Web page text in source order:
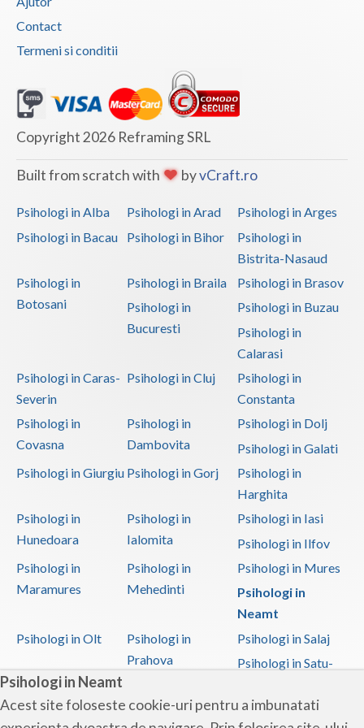
Psihologi in Neamt
Acest site foloseste cookie-uri pentru a imbunatati
Contact
Termeni si conditii
Copyright 2026 Reframing SRL
Built from scratch with byvCraft.ro
Psihologi in Alba Psihologi in Arad
Psihologi in Arges
Psihologi in Bacau
Psihologi in Bihor
Psihologi in
Bistrita-Nasaud
Psihologi in
Botosani
Psihologi in Braila
Psihologi in Brasov
Psihologi in
Bucuresti
Psihologi in Buzau
Psihologi in
Calarasi
Psihologi in Caras-
Severin
Psihologi in Cluj
Psihologi in
Constanta
Psihologi in
Covasna
Psihologi in
Dambovita
Psihologi in Dolj
Psihologi in Galati
Psihologi in Giurgiu Psihologi in Gorj
Psihologi in
Harghita
Psihologi in
Hunedoara
Psihologi in
Ialomita
Psihologi in Iasi
Psihologi in Ilfov
Psihologi in
Maramures
Psihologi in
Mehedinti
Psihologi in Mures
Psihologi in
Neamt
Psihologi in Olt
Psihologi in
Prahova
Psihologi in Salaj
Psihologi in Satu-
Psihologi in Sibiu
Psihologi in
Psihologi in